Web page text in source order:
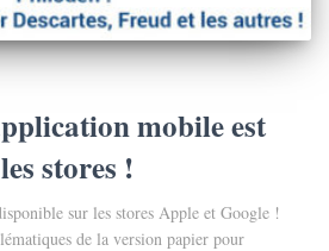
mobile est
stores !
sur les stores Apple et Google !
de la version papier pour